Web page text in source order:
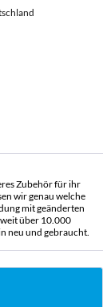
Zubehör für ihr
wir genau welche
mit geänderten
über 10.000
neu und gebraucht.